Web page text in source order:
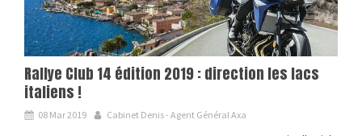
Rallye Club 14 édition 2019 : direction les lacs
italiens !
08 Mar 2019 Cabinet Denis - Agent Général Axa